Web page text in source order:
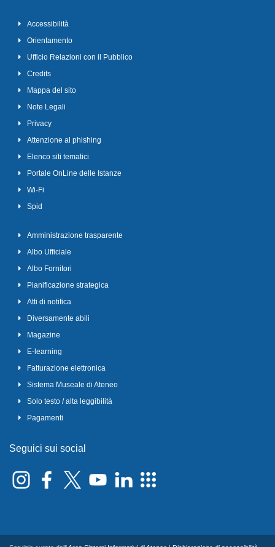
Accessibilità
Orientamento
Ufficio Relazioni con il Pubblico
Credits
Mappa del sito
Note Legali
Privacy
Attenzione al phishing
Elenco siti tematici
Portale OnLine delle Istanze
Wi-Fi
Spid
Amministrazione trasparente
Albo Ufficiale
Albo Fornitori
Pianificazione strategica
Atti di notifica
Diversamente abili
Magazine
E-learning
Fatturazione elettronica
Sistema Museale di Ateneo
Solo testo / alta leggibilità
Pagamenti
Seguici sui social